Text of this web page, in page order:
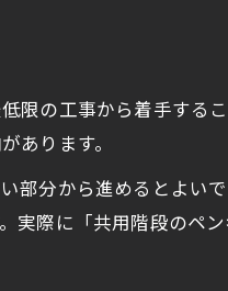
め方
し穴
限の工事から着手する
あります。
部分から進めるとよい
実際に「共用階段のペ